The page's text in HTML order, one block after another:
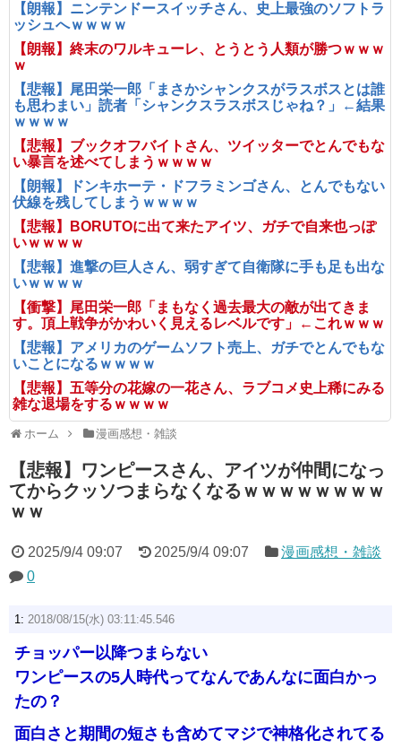
【朗報】ニンテンドースイッチさん、史上最強のソフトラ
ッシュへｗｗｗｗ
【朗報】終末のワルキューレ、とうとう人類が勝つｗｗｗ
ｗ
【悲報】尾田栄一郎「まさかシャンクスがラスボスとは誰
も思わまい」読者「シャンクスラスボスじゃね？」←結果
ｗｗｗｗ
【悲報】ブックオフバイトさん、ツイッターでとんでもな
い暴言を述べてしまうｗｗｗｗ
【朗報】ドンキホーテ・ドフラミンゴさん、とんでもない
伏線を残してしまうｗｗｗｗ
【悲報】BORUTOに出て来たアイツ、ガチで自来也っぽ
いｗｗｗｗ
【悲報】進撃の巨人さん、弱すぎて自衛隊に手も足も出な
いｗｗｗｗ
【衝撃】尾田栄一郎「まもなく過去最大の敵が出てきま
す。頂上戦争がかわいく見えるレベルです」←これｗｗｗ
【悲報】アメリカのゲームソフト売上、ガチでとんでもな
いことになるｗｗｗｗ
【悲報】五等分の花嫁の一花さん、ラブコメ史上稀にみる
雑な退場をするｗｗｗｗ
ホーム 漫画感想・雑談
【悲報】ワンピースさん、アイツが仲間になっ
てからクッソつまらなくなるｗｗｗｗｗｗｗｗ
ｗｗ
2025/9/4 09:07 2025/9/4 09:07
漫画感想・雑談
0
1: 2018/08/15(水) 03:11:45.546
チョッパー以降つまらない
ワンピースの5人時代ってなんであんなに面白かっ
たの？
面白さと期間の短さも含めてマジで神格化されてる